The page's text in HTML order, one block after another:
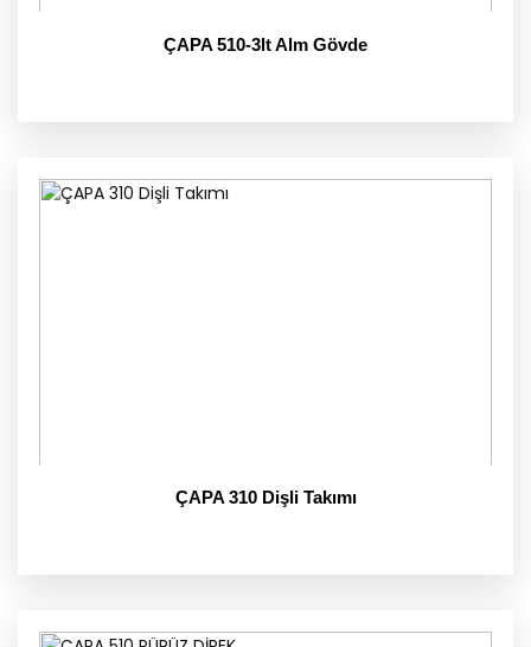
ÇAPA 510-3lt Alm Gövde
ÇAPA 310 Dişli Takımı